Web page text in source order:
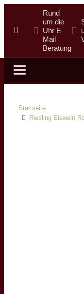
Rund
um die
Uhr E-
Mail
Beratung
Startseite
Riesling Eiswein